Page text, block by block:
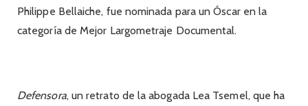
Philippe Bellaiche, fue nominada para un Óscar en la
categoría de Mejor Largometraje Documental.
Defensora, un retrato de la abogada Lea Tsemel, que ha